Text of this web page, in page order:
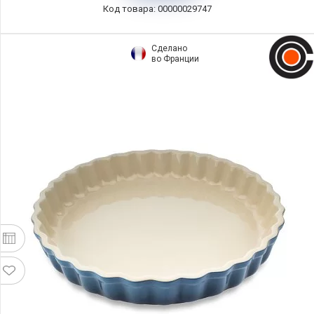
Код товара: 00000029747
Сделано
во Франции